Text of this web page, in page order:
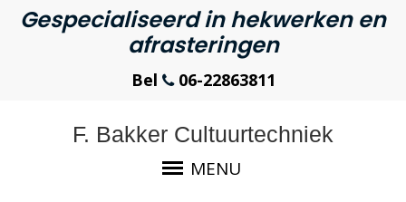
Gespecialiseerd in hekwerken en
afrasteringen
Bel 06-22863811
F. Bakker Cultuurtechniek
MENU